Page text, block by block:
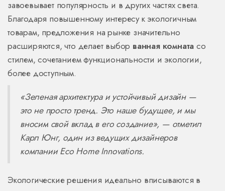
завоевывает популярность и в других частях света.
Благодаря повышенному интересу к экологичным
товарам, предложения на рынке значительно
расширяются, что делает выбор ванная комната со
стилем, сочетанием функциональности и экологии,
более доступным.
«Зеленая архитектура и устойчивый дизайн —
это не просто тренд. Это наше будущее, и мы
вносим свой вклад в его создание», — отметил
Карл Юнг, один из ведущих дизайнеров
компании Eco Home Innovations.
Экологические решения идеально вписываются в